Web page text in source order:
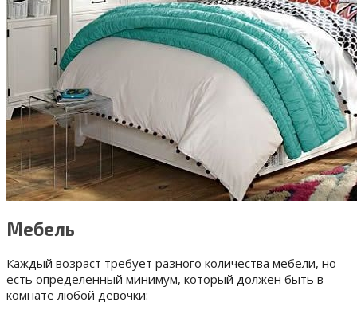
Мебель
Каждый возраст требует разного количества мебели, но
есть определенный минимум, который должен быть в
комнате любой девочки: